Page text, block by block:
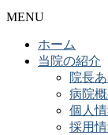
MENU
ホーム
当院の紹介
院長
病院
個人
採用